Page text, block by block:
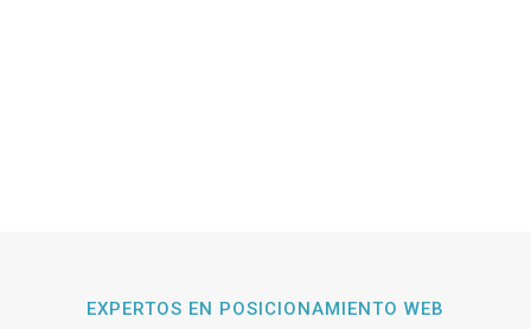
EXPERTOS EN POSICIONAMIENTO WEB